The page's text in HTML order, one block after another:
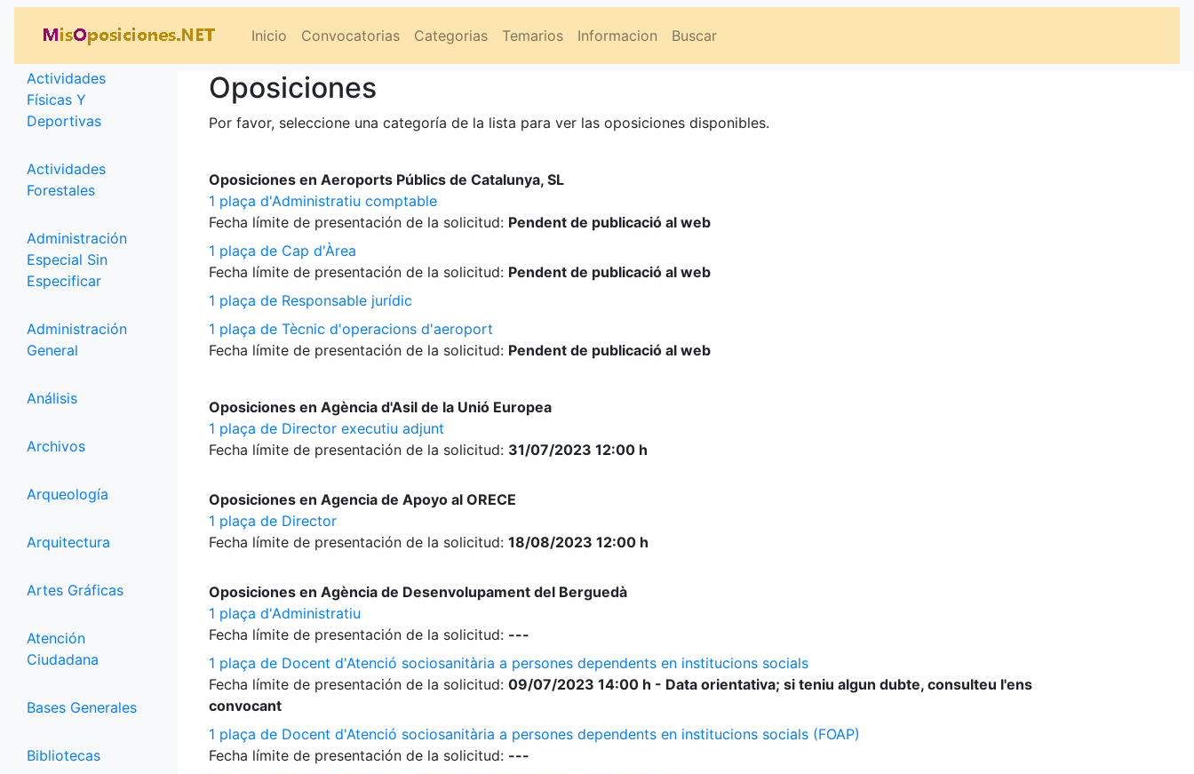
Inicio Convocatorias Categorias Temarios Informacion Buscar
Categorías
Actividades
Físicas Y
Deportivas
Actividades
Forestales
Administración
Especial Sin
Especificar
Administración
General
Análisis
Archivos
Arqueología
Arquitectura
Artes Gráficas
Atención
Ciudadana
Bases Generales
Bibliotecas
Oposiciones
Por favor, seleccione una categoría de la lista para ver las oposiciones disponibles.
Oposiciones en Aeroports Públics de Catalunya, SL
1 plaça d'Administratiu comptable
Fecha límite de presentación de la solicitud: Pendent de publicació al web
1 plaça de Cap d'Àrea
Fecha límite de presentación de la solicitud: Pendent de publicació al web
1 plaça de Responsable jurídic
1 plaça de Tècnic d'operacions d'aeroport
Fecha límite de presentación de la solicitud: Pendent de publicació al web
Oposiciones en Agència d'Asil de la Unió Europea
1 plaça de Director executiu adjunt
Fecha límite de presentación de la solicitud: 31/07/2023 12:00 h
Oposiciones en Agencia de Apoyo al ORECE
1 plaça de Director
Fecha límite de presentación de la solicitud: 18/08/2023 12:00 h
Oposiciones en Agència de Desenvolupament del Berguedà
1 plaça d'Administratiu
Fecha límite de presentación de la solicitud: ---
1 plaça de Docent d'Atenció sociosanitària a persones dependents en institucions socials
Fecha límite de presentación de la solicitud: 09/07/2023 14:00 h - Data orientativa; si teniu algun dubte, consulteu l'ens
convocant
1 plaça de Docent d'Atenció sociosanitària a persones dependents en institucions socials (FOAP)
Fecha límite de presentación de la solicitud: ---